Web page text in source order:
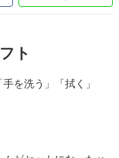
ト
を洗う」「拭く」